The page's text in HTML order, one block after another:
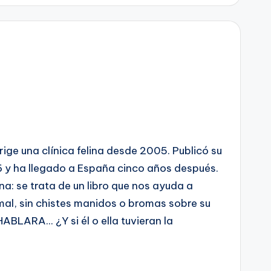
una clínica felina desde 2005. Publicó su
ha llegado a España cinco años después.
se trata de un libro que nos ayuda a
sin chistes manidos o bromas sobre su
¿Y si él o ella tuvieran la